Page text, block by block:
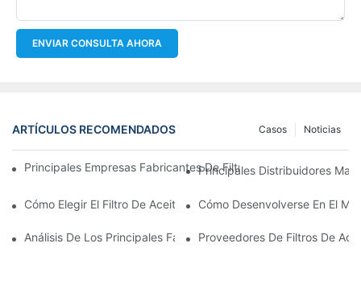
ENVIAR CONSULTA AHORA
ARTÍCULOS RECOMENDADOS Noticias
Casos
Principales Empresas Fabricantes De Filtros De Aceite: Una
Principales Distribuidores
Cómo Elegir El Filtro De Aceite Adecuado Para Su Modelo De
Cómo Desenvolverse En El
Análisis De Los Principales Fabricantes De Filtros De Aceite Y
Proveedores De Filtros De